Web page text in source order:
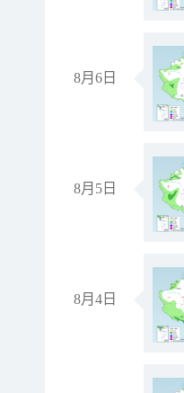
8月6日
8月5日
8月4日